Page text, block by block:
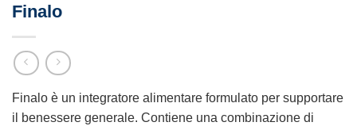
Finalo
Finalo è un integratore alimentare formulato per supportare
il benessere generale. Contiene una combinazione di